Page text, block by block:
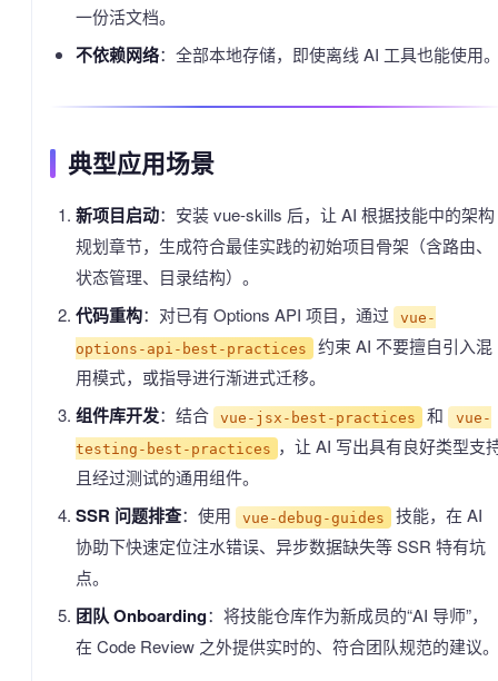
一份活文档。
不依赖网络：全部本地存储，即使离线 AI 工具也能使用
典型应用场景
新项目启动：安装 vue-skills 后，让 AI 根据技能中的架构
规划章节，生成符合最佳实践的初始项目骨架（含路由、
状态管理、目录结构）。
代码重构：对已有 Options API 项目，通过
vue-
options-api-best-practices 约束 AI 不要擅自引入混
用模式，或指导进行渐进式迁移。
组件库开发：结合 vue-jsx-best-practices 和 vue-
testing-best-practices ，让 AI 写出具有良好类型支
且经过测试的通用组件。
SSR 问题排查：使用 vue-debug-guides
技能，在 AI
协助下快速定位注水错误、异步数据缺失等 SSR 特有坑
点。
团队 Onboarding：将技能仓库作为新成员的“AI 导师”，
在 Code Review 之外提供实时的、符合团队规范的建议。